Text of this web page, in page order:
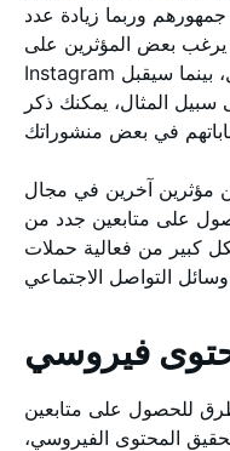
وربما زيادة عدد
بعض المؤثرين على
Instagram في الحصول على المال في المقابل، بينما سيقبل
المثال، يمكنك ذكر
مؤثرين آخرين في مجال
على متابعين جدد من
كبير من فعالية حملات
فيروسي
للحصول على متابعين
المحتوى الفيروسي،